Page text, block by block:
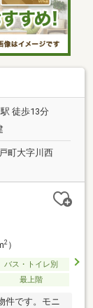
徒歩13分
町大字川西
2）
バス・トイレ別
最上階
件です。モニ